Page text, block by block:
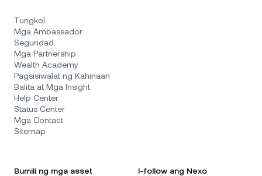
Tungkol
Mga Ambassador
Seguridad
Mga Partnership
Wealth Academy
Pagsisiwalat ng Kahinaan
Balita at Mga Insight
Help Center
Status Center
Mga Contact
Sitemap
Bumili ng mga asset I-follow ang Nexo